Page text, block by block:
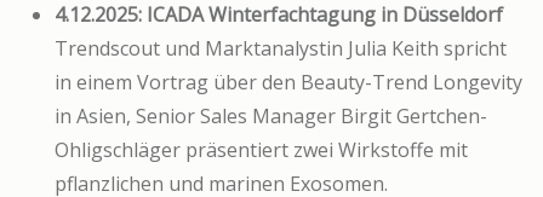
4.12.2025: ICADA Winterfachtagung in Düsseldorf
Trendscout und Marktanalystin Julia Keith spricht
in einem Vortrag über den Beauty-Trend Longevity
in Asien, Senior Sales Manager Birgit Gertchen-
Ohligschläger präsentiert zwei Wirkstoffe mit
pflanzlichen und marinen Exosomen.